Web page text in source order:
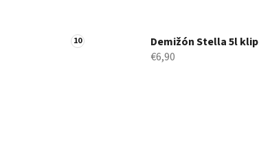
Demižón Stella 5l klip
€6,90